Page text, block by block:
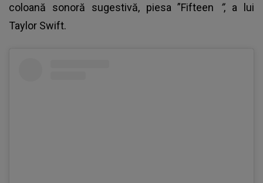
coloană sonoră sugestivă, piesa ”Fifteen ”, a lui
Taylor Swift.